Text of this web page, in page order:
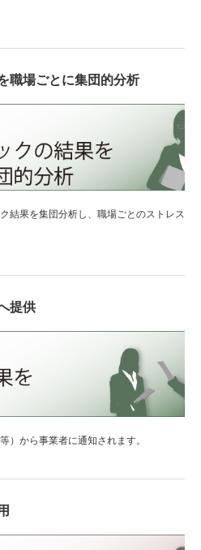
職場ごとに集団的分析
結果を集団分析し、職場ごとのストレス
提供
）から事業者に通知されます。